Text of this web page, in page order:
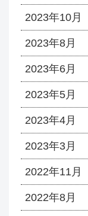
2023年10月
2023年8月
2023年6月
2023年5月
2023年4月
2023年3月
2022年11月
2022年8月